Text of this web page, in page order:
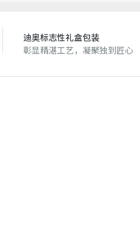
迪奥标志性礼盒包装
彰显精湛工艺，凝聚独到匠心